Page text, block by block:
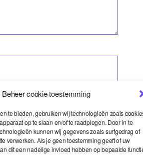
Beheer cookie toestemming
te bieden, gebruiken wij technologieën zoals
op te slaan en/of te raadplegen. Door in te
kunnen wij gegevens zoals surfgedrag of
verwerken. Als je geen toestemming geeft of uw
dit een nadelige invloed hebben op bepaalde